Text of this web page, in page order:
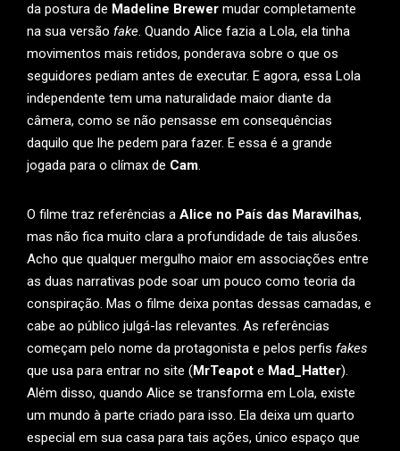
da postura de Madeline Brewer mudar completamente
na sua versão fake. Quando Alice fazia a Lola, ela tinha
movimentos mais retidos, ponderava sobre o que os
seguidores pediam antes de executar. E agora, essa Lola
independente tem uma naturalidade maior diante da
câmera, como se não pensasse em consequências
daquilo que lhe pedem para fazer. E essa é a grande
jogada para o clímax de Cam.
O filme traz referências a Alice no País das Maravilhas,
mas não fica muito clara a profundidade de tais alusões.
Acho que qualquer mergulho maior em associações entre
as duas narrativas pode soar um pouco como teoria da
conspiração. Mas o filme deixa pontas dessas camadas, e
cabe ao público julgá-las relevantes. As referências
começam pelo nome da protagonista e pelos perfis fakes
que usa para entrar no site (MrTeapot e Mad_Hatter).
Além disso, quando Alice se transforma em Lola, existe
um mundo à parte criado para isso. Ela deixa um quarto
especial em sua casa para tais ações, único espaço que